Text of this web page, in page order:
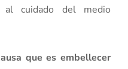
cuidado del medio
que es embellecer